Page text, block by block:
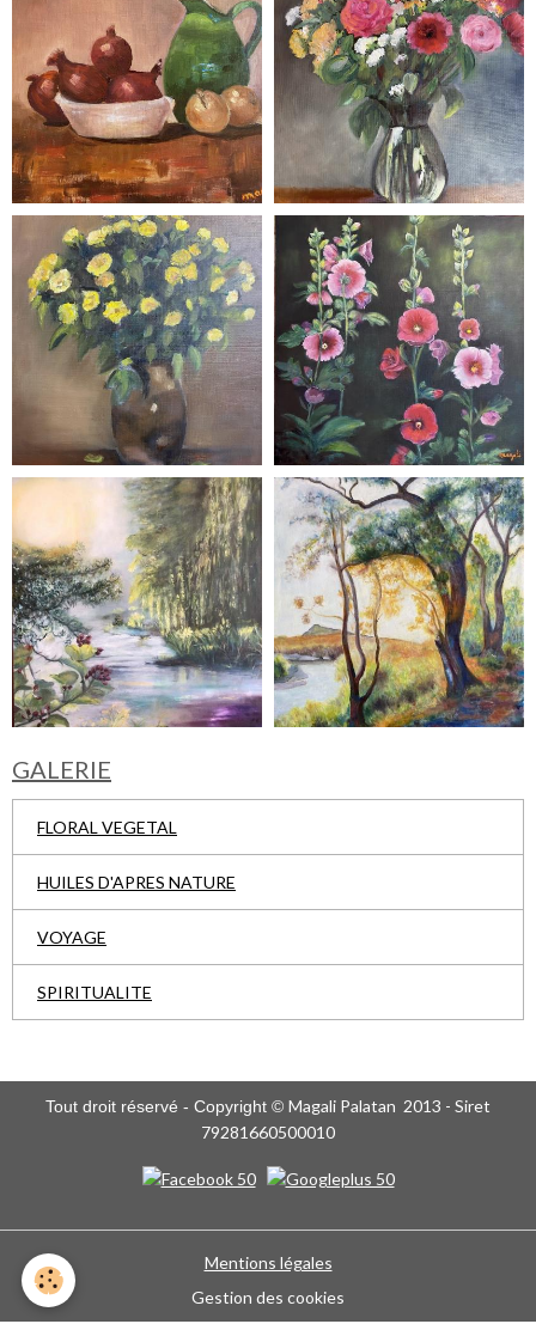
GALERIE
FLORAL VEGETAL
HUILES D'APRES NATURE
VOYAGE
SPIRITUALITE
Tout droit réservé - Copyright © Magali Palatan 2013 - Siret
79281660500010
Mentions légales
Gestion des cookies